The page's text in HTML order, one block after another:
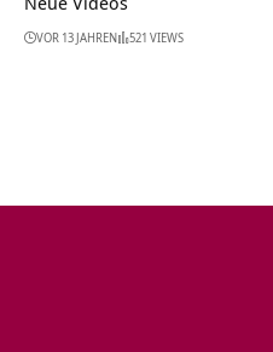
VOR 13 JAHREN 521 VIEWS